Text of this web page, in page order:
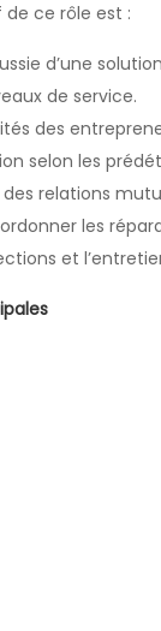
ce rôle est :
d’une
de service.
des
selon les
relations
les
et